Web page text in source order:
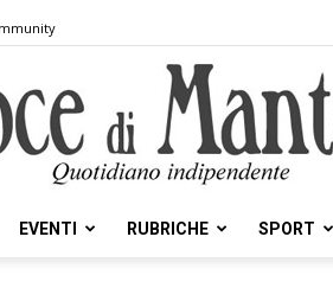
EVENTI RUBRICHE SPORT